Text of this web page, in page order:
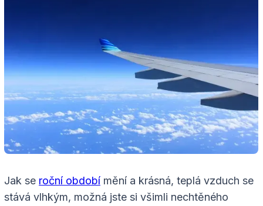
Jak se roční období mění a krásná, teplá vzduch se
stává vlhkým, možná jste si všimli nechtěného